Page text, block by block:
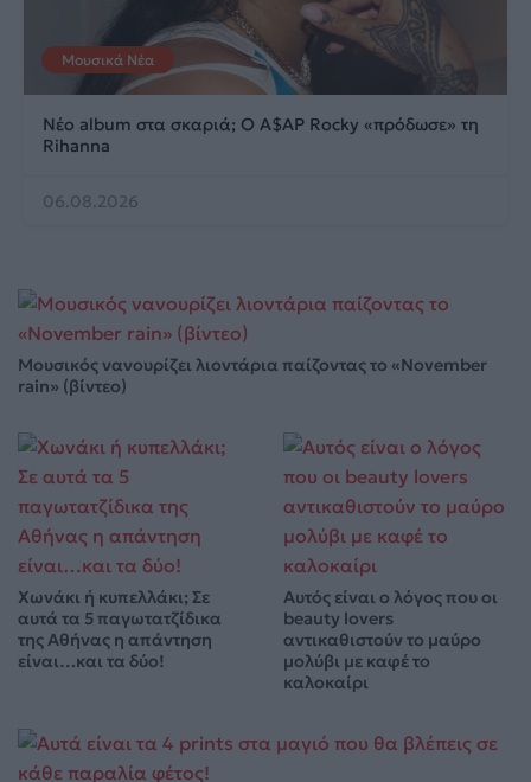
Μουσικά Νέα
Νέο album στα σκαριά; Ο A$AP Rocky «πρόδωσε» τη
Rihanna
06.08.2026
Μουσικός νανουρίζει λιοντάρια παίζοντας το «November
rain» (βίντεο)
Χωνάκι ή κυπελλάκι; Σε
αυτά τα 5 παγωτατζίδικα
της Αθήνας η απάντηση
είναι…και τα δύο!
Αυτός είναι ο λόγος που οι
beauty lovers
αντικαθιστούν το μαύρο
μολύβι με καφέ το
καλοκαίρι